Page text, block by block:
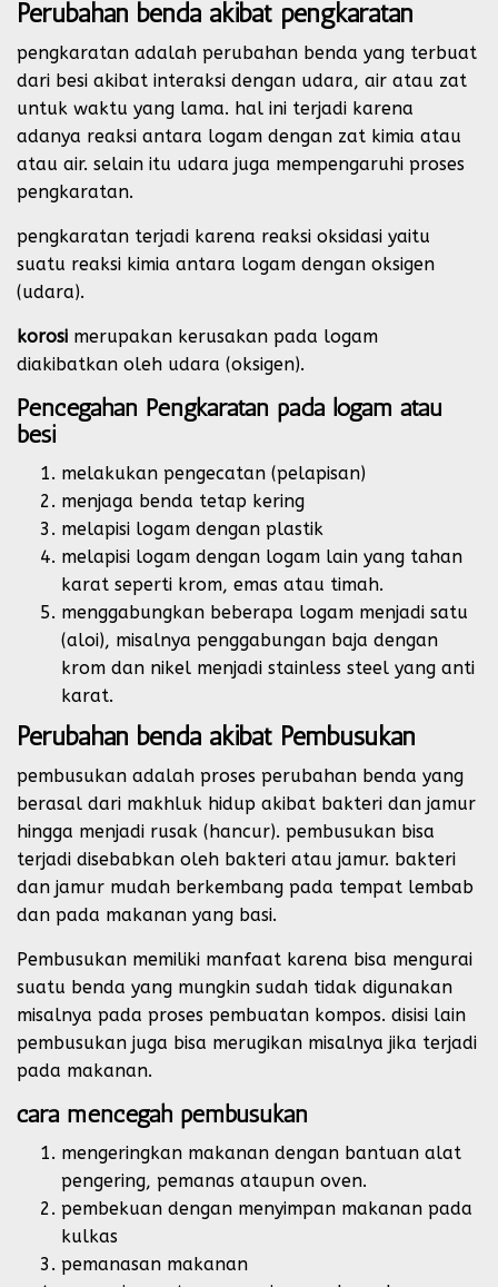
Perubahan benda akibat pengkaratan
pengkaratan adalah perubahan benda yang terbuat
dari besi akibat interaksi dengan udara, air atau zat
untuk waktu yang lama. hal ini terjadi karena
adanya reaksi antara logam dengan zat kimia atau
atau air. selain itu udara juga mempengaruhi proses
pengkaratan.
pengkaratan terjadi karena reaksi oksidasi yaitu
suatu reaksi kimia antara logam dengan oksigen
(udara).
korosi merupakan kerusakan pada logam
diakibatkan oleh udara (oksigen).
Pencegahan Pengkaratan pada logam atau
besi
melakukan pengecatan (pelapisan)
menjaga benda tetap kering
melapisi logam dengan plastik
melapisi logam dengan logam lain yang tahan
karat seperti krom, emas atau timah.
menggabungkan beberapa logam menjadi satu
(aloi), misalnya penggabungan baja dengan
krom dan nikel menjadi stainless steel yang anti
karat.
Perubahan benda akibat Pembusukan
pembusukan adalah proses perubahan benda yang
berasal dari makhluk hidup akibat bakteri dan jamur
hingga menjadi rusak (hancur). pembusukan bisa
terjadi disebabkan oleh bakteri atau jamur. bakteri
dan jamur mudah berkembang pada tempat lembab
dan pada makanan yang basi.
Pembusukan memiliki manfaat karena bisa mengurai
suatu benda yang mungkin sudah tidak digunakan
misalnya pada proses pembuatan kompos. disisi lain
pembusukan juga bisa merugikan misalnya jika terjadi
pada makanan.
cara mencegah pembusukan
mengeringkan makanan dengan bantuan alat
pengering, pemanas ataupun oven.
pembekuan dengan menyimpan makanan pada
kulkas
pemanasan makanan